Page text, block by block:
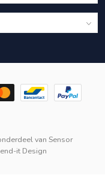
van Sensor
it Design